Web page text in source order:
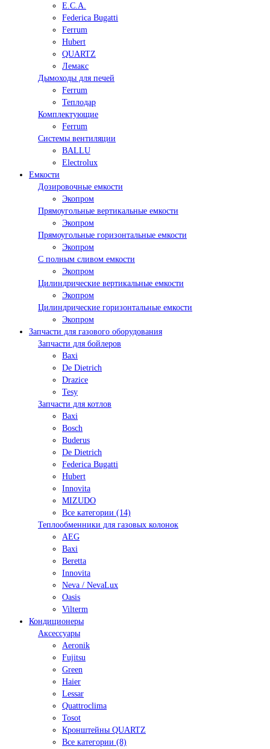
E.C.A.
Federica Bugatti
Ferrum
Hubert
QUARTZ
Лемакс
Дымоходы для печей
Ferrum
Теплодар
Комплектующие
Ferrum
Системы вентиляции
BALLU
Electrolux
Емкости
Дозировочные емкости
Экопром
Прямоугольные вертикальные емкости
Экопром
Прямоугольные горизонтальные емкости
Экопром
С полным сливом емкости
Экопром
Цилиндрические вертикальные емкости
Экопром
Цилиндрические горизонтальные емкости
Экопром
Запчасти для газового оборудования
Запчасти для бойлеров
Baxi
De Dietrich
Drazice
Tesy
Запчасти для котлов
Baxi
Bosch
Buderus
De Dietrich
Federica Bugatti
Hubert
Innovita
MIZUDO
Все категории (14)
Теплообменники для газовых колонок
AEG
Baxi
Beretta
Innovita
Neva / NevaLux
Oasis
Vilterm
Кондиционеры
Аксессуары
Aeronik
Fujitsu
Green
Haier
Lessar
Quattroclima
Tosot
Кронштейны QUARTZ
Все категории (8)